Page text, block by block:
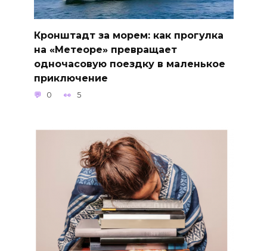
Кронштадт за морем: как прогулка
на «Метеоре» превращает
одночасовую поездку в маленькое
приключение
0 5